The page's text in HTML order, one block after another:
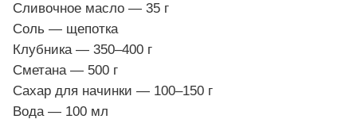
Сливочное масло — 35 г
Соль — щепотка
Клубника — 350–400 г
Сметана — 500 г
Сахар для начинки — 100–150 г
Вода — 100 мл